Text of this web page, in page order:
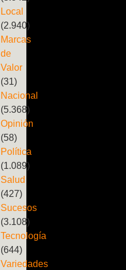
Local
(2.940)
Marcas
de
Valor
(31)
Nacional
(5.368)
Opinión
(58)
Política
(1.089)
Salud
(427)
Sucesos
(3.108)
Tecnología
(644)
Variedades